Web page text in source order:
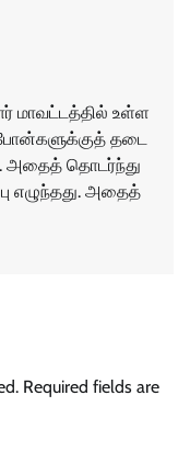
மாவட்டத்தில் உள்ள
தடை
அதைத் தொடர்ந்து
எழுந்தது. அதைத்
Required fields are